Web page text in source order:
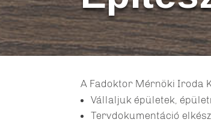
A Fadoktor Mérnöki Iroda
Vállaljuk épületek,
Tervdokumentáció